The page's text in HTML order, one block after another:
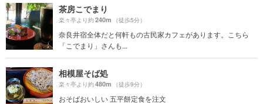
茶房こでまり
楽々亭より約240m （徒歩5分）
奈良井宿全体だと何軒もの古民家カフェがあります。こちら
「こでまり」さんも...
相模屋そば処
楽々亭より約480m （徒歩9分）
おそばおいしい 五平餅定食を注文